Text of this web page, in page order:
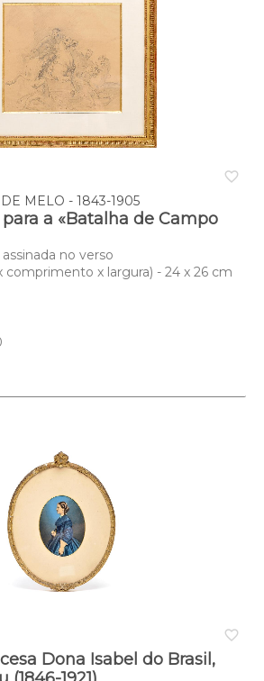
favorite_border
MELO - 1843-1905
a «Batalha de Campo
no verso
comprimento x largura) - 24 x 26 cm
favorite_border
Dona Isabel do Brasil,